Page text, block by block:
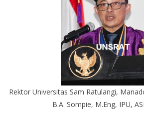
Rektor Universitas Sam Ratulangi,
B.A. Sompie, M.Eng, IPU,